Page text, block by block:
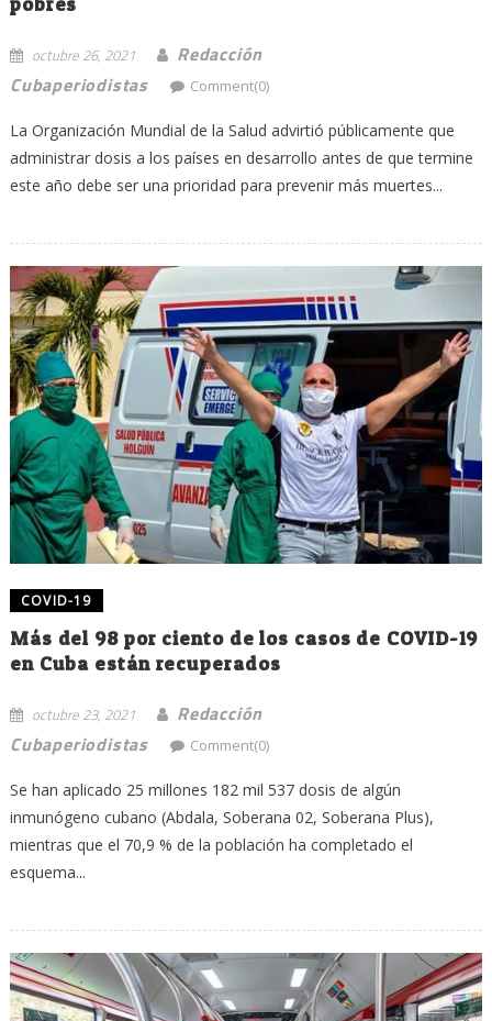
octubre 26, 2021
Redacción
Cubaperiodistas
Comment(0)
La Organización Mundial de la Salud advirtió públicamente que
administrar dosis a los países en desarrollo antes de que termine
este año debe ser una prioridad para prevenir más muertes...
COVID-19
Más del 98 por ciento de los casos de COVID-19
en Cuba están recuperados
octubre 23, 2021
Redacción
Cubaperiodistas
Comment(0)
Se han aplicado 25 millones 182 mil 537 dosis de algún
inmunógeno cubano (Abdala, Soberana 02, Soberana Plus),
mientras que el 70,9 % de la población ha completado el
esquema...